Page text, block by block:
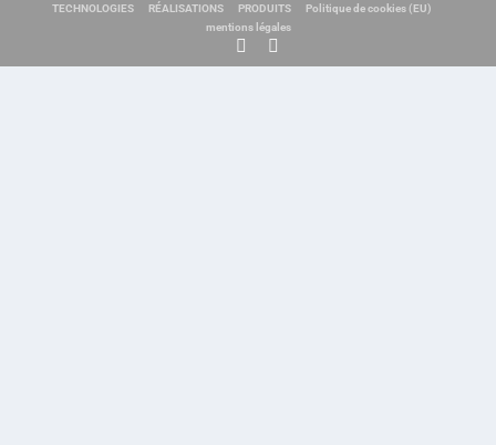
TECHNOLOGIES
RÉALISATIONS PRODUITS
Politique de cookies (EU)
mentions légales